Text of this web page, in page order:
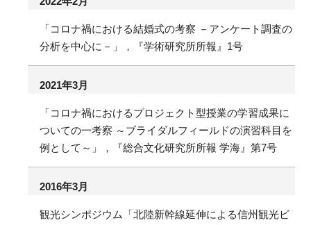
「コロナ禍における結婚式の考察 －アンケート調査の
分析を中心に－」，『学術研究所所報』1号
2021年3月
「コロナ禍におけるプロジェクト型授業の学習成果に
ついての一考察 ～ブライダルフィールドの演習科目を
例として～」，『総合文化研究所所報 学海』第7号
2016年3月
観光シンポジウム「北陸新幹線延伸による信州観光ビ